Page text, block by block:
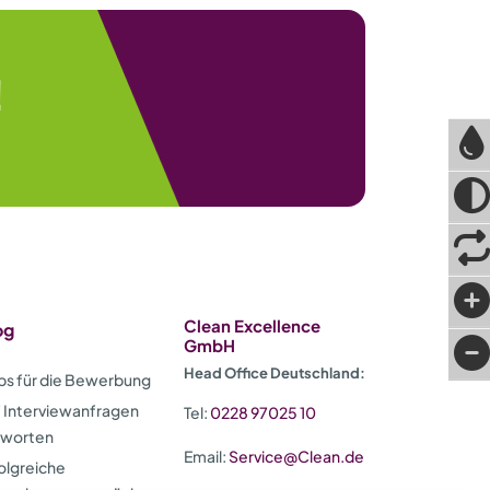
für die Bewerbung
Interviewanfragen
Clean Excellence
GmbH
Head Office Deutschland:
Tel: 0228 97025 10
Email:Service@Clean.de